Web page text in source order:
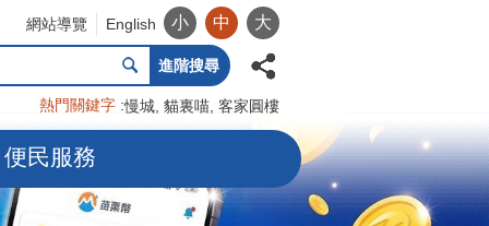
網站導覽 English 小 中 大
進階搜尋
熱門關鍵字 慢城 貓裏喵 客家圓樓
便民服務